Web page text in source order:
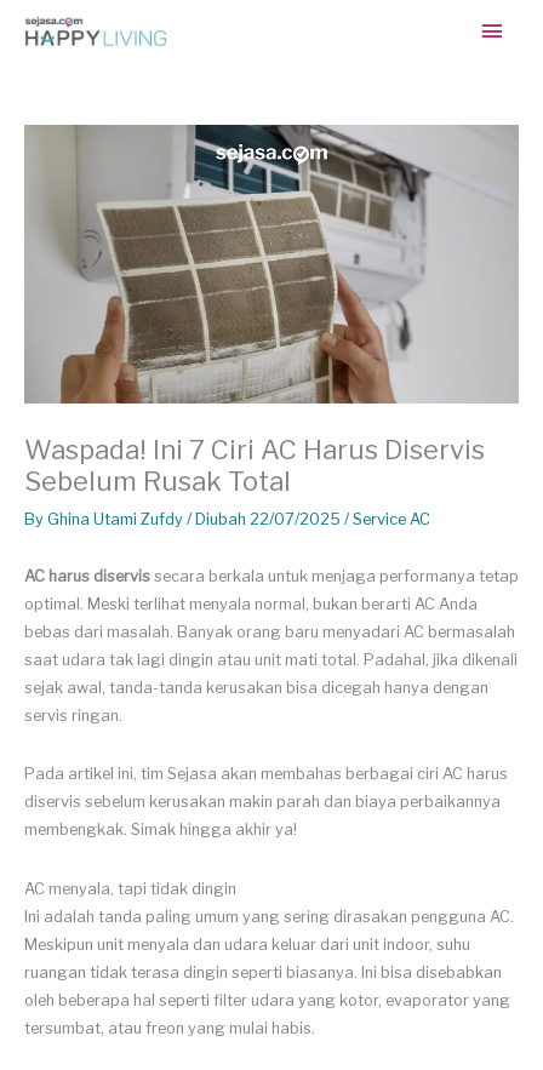
Main
Waspada! Ini 7 Ciri AC Harus Diservis
Sebelum Rusak Total
By Ghina Utami Zufdy / Diubah 22/07/2025 / Service AC
AC harus diservis secara berkala untuk menjaga performanya tetap
optimal. Meski terlihat menyala normal, bukan berarti AC Anda
bebas dari masalah. Banyak orang baru menyadari AC bermasalah
saat udara tak lagi dingin atau unit mati total. Padahal, jika dikenali
sejak awal, tanda-tanda kerusakan bisa dicegah hanya dengan
servis ringan.
Pada artikel ini, tim Sejasa akan membahas berbagai ciri AC harus
diservis sebelum kerusakan makin parah dan biaya perbaikannya
membengkak. Simak hingga akhir ya!
AC menyala, tapi tidak dingin
Ini adalah tanda paling umum yang sering dirasakan pengguna AC.
Meskipun unit menyala dan udara keluar dari unit indoor, suhu
ruangan tidak terasa dingin seperti biasanya. Ini bisa disebabkan
oleh beberapa hal seperti filter udara yang kotor, evaporator yang
tersumbat, atau freon yang mulai habis.